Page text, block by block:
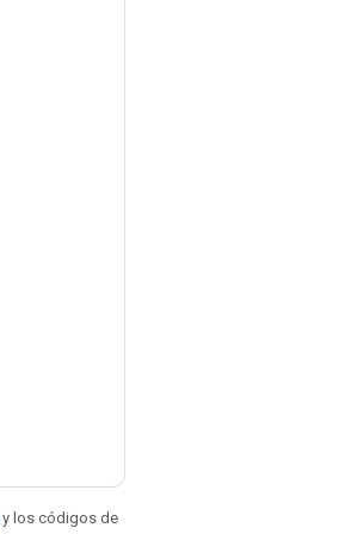
y los códigos de